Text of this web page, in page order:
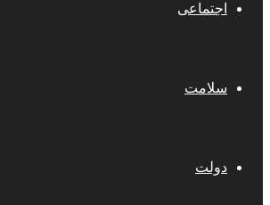
اجتماعی
سلامت
دولت